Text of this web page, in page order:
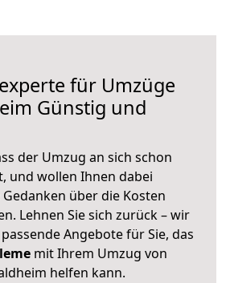
für Umzüge
Günstig und
der Umzug an sich schon
und wollen Ihnen dabei
über die Kosten
Lehnen Sie sich zurück – wir
Angebote für Sie, das
mit Ihrem Umzug von
helfen kann.